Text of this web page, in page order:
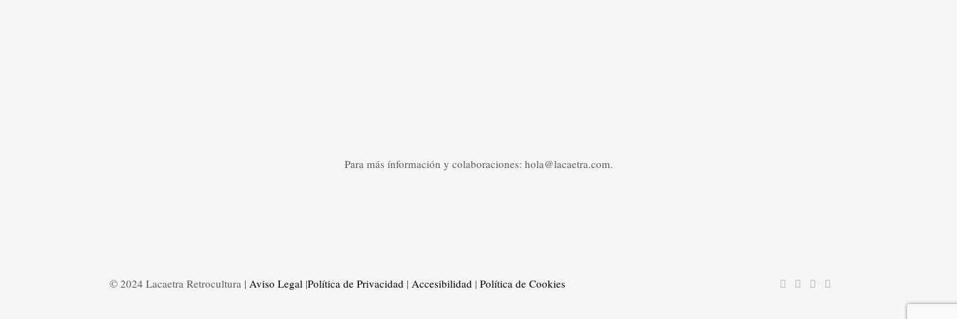
Para más ínformación y colaboraciones: hola@lacaetra.com.
© 2024 Lacaetra Retrocultura | Aviso Legal |Política de Privacidad | Accesibilidad | Política de Cookies